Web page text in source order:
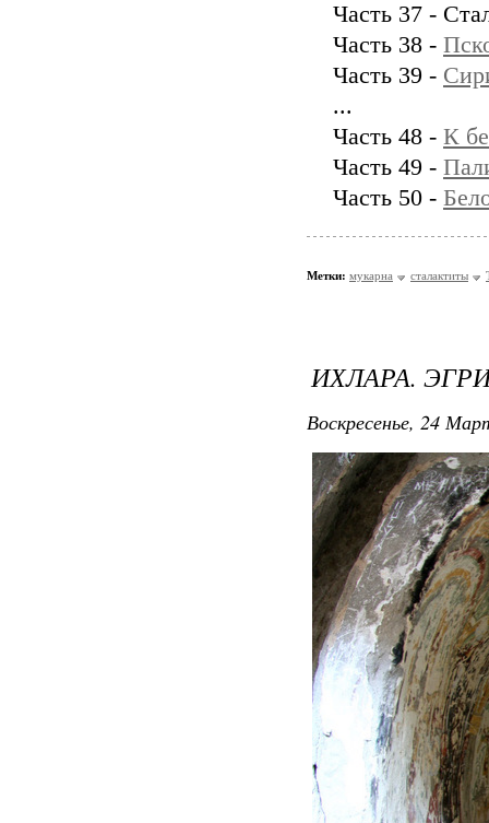
Часть 37 -
Часть 38 -
Часть 39 -
...
Часть 48 - К
Часть 49 -
Часть 50 -
Метки: мукарна сталактиты
ИХЛАРА.
Воскресенье, 24